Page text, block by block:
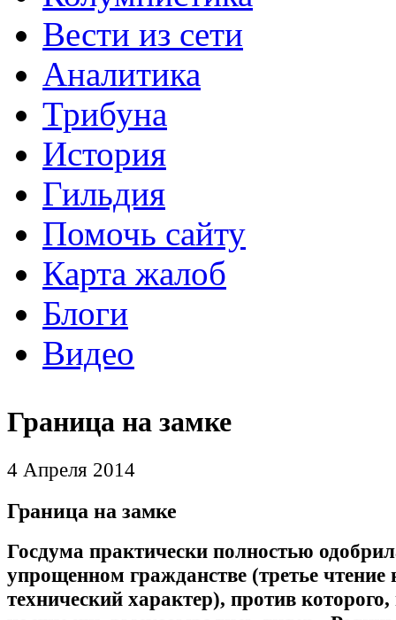
Вести из сети
Аналитика
Трибуна
История
Гильдия
Помочь сайту
Карта жалоб
Блоги
Видео
Граница на замке
4 Апреля 2014
Граница на замке
Госдума практически полностью
упрощенном гражданстве (третье чтение
технический характер), против которого,